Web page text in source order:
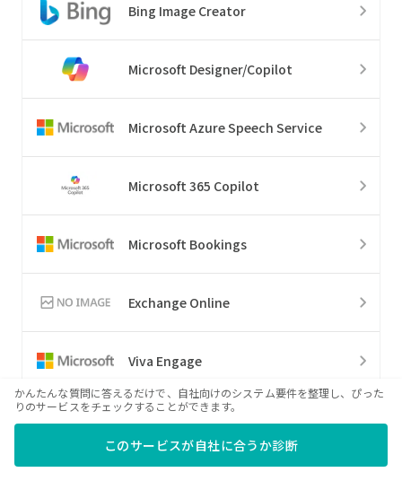
Bing Image Creator
Microsoft Designer/Copilot
Microsoft Azure Speech Service
Microsoft 365 Copilot
Microsoft Bookings
Exchange Online
Viva Engage
かんたんな質問に答えるだけで、自社向けのシステム要件を整理し、ぴった
りのサービスをチェックすることができます。
このサービスが自社に合うか診断